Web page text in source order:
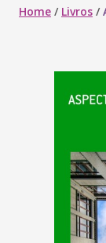
Home / Livros /